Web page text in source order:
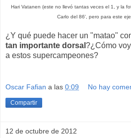
Hari Vatanen (este no llevó tantas veces el 1, y la
Carlo del 86', pero para este
¿Y qué puede hacer un "matao"
tan importante dorsal ?¿Cómo
a estos supercampeones?
Oscar Fafian a las 0:09 No hay
Compartir
12 de octubre de 2012